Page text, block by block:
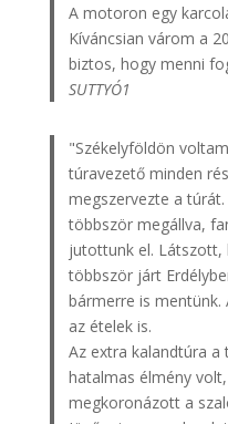
A motoron egy
Kíváncsian várom a
biztos, hogy menni
SUTTYÓ1
"Székelyföldön
túravezető minden
megszervezte a
többször megállva,
jutottunk el. Látszott,
többször járt
bármerre is mentünk.
az ételek is.
Az extra kalandtúra a
hatalmas élmény
megkoronázott a